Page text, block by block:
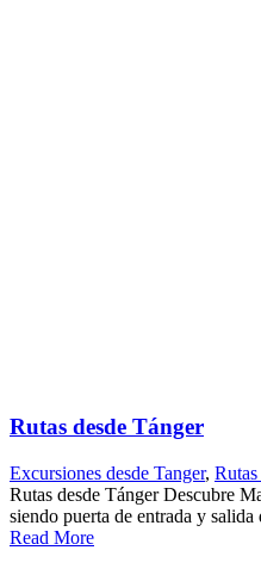
Rutas desde Tánger
Excursiones desde Tanger,
Rutas desde Tánger Descubre
siendo puerta de entrada y
Read More